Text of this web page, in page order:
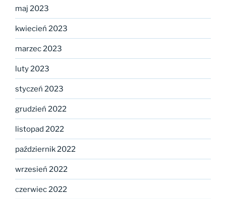
maj 2023
kwiecień 2023
marzec 2023
luty 2023
styczeń 2023
grudzień 2022
listopad 2022
październik 2022
wrzesień 2022
czerwiec 2022